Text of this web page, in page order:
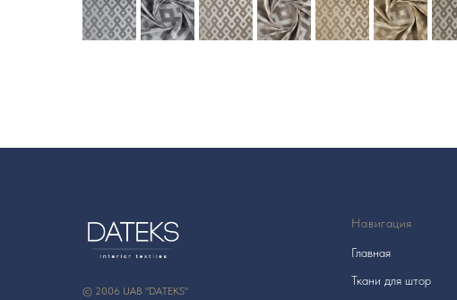
© 2006 UAB "DATEKS"
Навигация
Главная
Ткани для штор